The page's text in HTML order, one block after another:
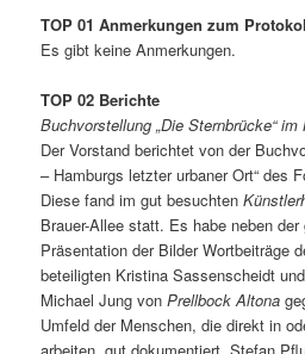
TOP 01 Anmerkungen zum
Es gibt keine Anmerkungen.
TOP 02 Berichte
Buchvorstellung „Die Sternbrücke“
Der Vorstand berichtet von der
– Hamburgs letzter urbaner Ort“ des
Diese fand im gut besuchten
Brauer-Allee statt. Es habe neben
Präsentation der Bilder Wortbeiträge
beteiligten Kristina Sassenscheidt
Michael Jung vonPrellbock Altona
Umfeld der Menschen, die direkt in